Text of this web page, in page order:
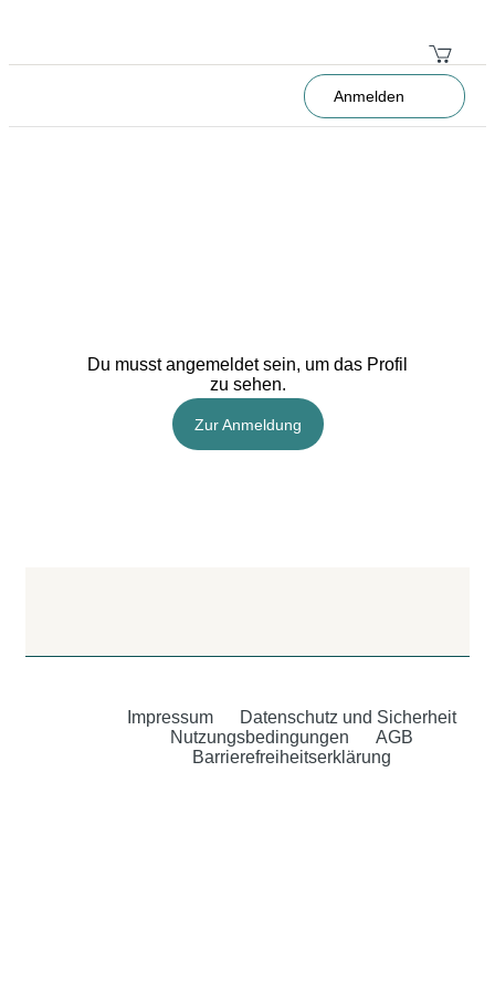
Anmelden
Du musst angemeldet sein, um das Profil
zu sehen.
Zur Anmeldung
Impressum
Datenschutz und Sicherheit
Nutzungsbedingungen
AGB
Barrierefreiheitserklärung